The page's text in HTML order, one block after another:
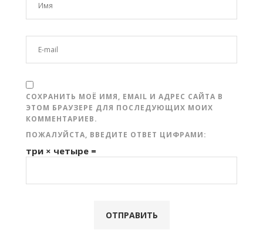
СОХРАНИТЬ МОЁ ИМЯ, EMAIL И АДРЕС САЙТА В
ЭТОМ БРАУЗЕРЕ ДЛЯ ПОСЛЕДУЮЩИХ МОИХ
КОММЕНТАРИЕВ.
ПОЖАЛУЙСТА, ВВЕДИТЕ ОТВЕТ ЦИФРАМИ:
три × четыре =